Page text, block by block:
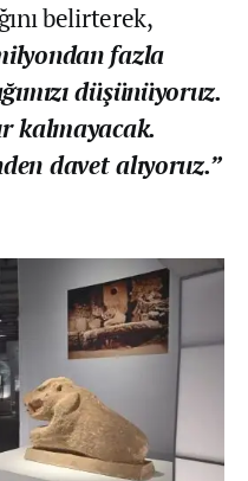
belirterek,
fazla
düşünüyoruz.
kalmayacak.
davet alıyoruz.”